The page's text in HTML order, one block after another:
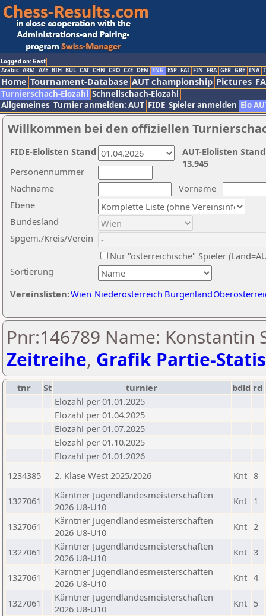
Logged on: Gast
Arabic ARM AZE BIH BUL CAT CHN CRO CZE DEN ENG ESP FAI FIN FRA GER GRE INA
Home Tournament-Database AUT championship Pictures
Turnierschach-Elozahl Schnellschach-Elozahl
Allgemeines Turnier anmelden: AUT FIDE Spieler anmelden Elo
Willkommen bei den offiziellen
Nachname
Vorname
Ebene
Sortierung
Personennummer
Bundesland
Spgem./Kreis/Verein
Nur "österreichische" Spieler
Vereinslisten:Wien Niederösterreich Burgenland
AUT-Elolisten
13.945
FIDE-Elolisten Stand
Pnr:146789 Name: Konstantin
Zeitreihe, Grafik Partie-
tnr St turnier bdld rd
Elozahl per 01.01.2025
Elozahl per 01.04.2025
Elozahl per 01.07.2025
Elozahl per 01.10.2025
Elozahl per 01.01.2026
1234385
2. Klase West 2025/2026 Knt 8
1327061
Kärntner Jugendlandesmeisterschaften
2026 U8-U10
Knt 1
1327061
Kärntner Jugendlandesmeisterschaften
2026 U8-U10
Knt 2
1327061
Kärntner Jugendlandesmeisterschaften
2026 U8-U10
Knt 3
1327061
Kärntner Jugendlandesmeisterschaften
2026 U8-U10
Knt 4
1327061
Kärntner Jugendlandesmeisterschaften
2026 U8-U10
Knt 5